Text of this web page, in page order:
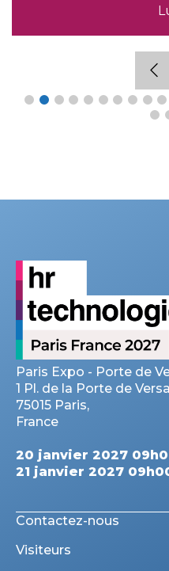
Paris Expo - Porte de
1 Pl. de la Porte de
75015 Paris,
France
20 janvier 2027
21 janvier 2027
Contactez-nous
Visiteurs